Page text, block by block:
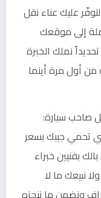
عليك عناء نقل
إلى موقعك
نملك الخبرة
أول مرة أينما
صاحب سيارة:
تحمي جيبك بسعر
بفنيين خبراء
نبيعك ما لا
ونضمن ما ننجزه